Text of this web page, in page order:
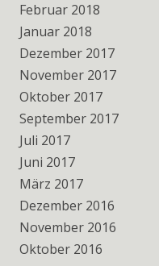
Februar 2018
Januar 2018
Dezember 2017
November 2017
Oktober 2017
September 2017
Juli 2017
Juni 2017
März 2017
Dezember 2016
November 2016
Oktober 2016